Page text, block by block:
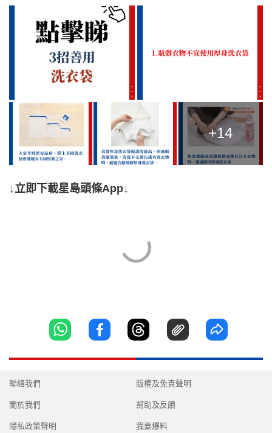
+14
↓立即下載星島頭條App↓
聯絡我們
關於我們
隱私政策聲明
版權及免責聲明
幫助及反饋
我要爆料